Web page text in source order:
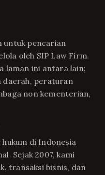
untuk pencarian
oleh SIP Law Firm.
laman ini antara lain;
peraturan
non kementerian,
di Indonesia
Sejak 2007, kami
transaksi bisnis, dan